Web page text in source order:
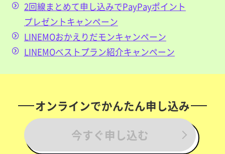
2回線まとめて申し込みでPayPayポイント
プレゼントキャンペーン
LINEMOおかえりだモンキャンペーン
LINEMOベストプラン紹介キャンペーン
オンラインでかんたん申し込み
今すぐ申し込む